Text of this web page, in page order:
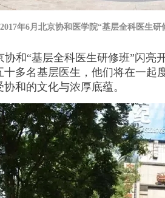
2017年6月北京协和医学院“基层全科医生研
协和“基层全科医生研修班”闪亮
多名基层医生，他们将在一起
和的文化与浓厚底蕴。